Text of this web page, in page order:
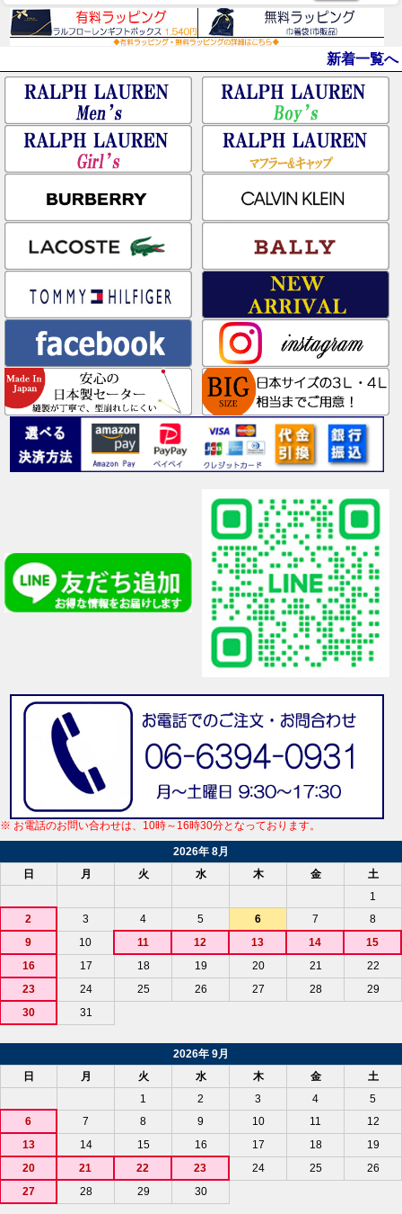
新着一覧へ
※ お電話のお問い合わせは、10時～16時30分となっております。
2026年 8月
日
月 火 水 木 金
土
1
2
3 4 5 6 7
8
9
10 11 12 13 14
15
16
17 18 19 20 21
22
23
24 25 26 27 28
29
30
31
2026年 9月
日
月 火 水 木 金
土
1
2 3 4
5
6
7 8 9 10 11
12
13
14 15 16 17 18
19
20
21 22 23 24 25
26
27
28 29 30